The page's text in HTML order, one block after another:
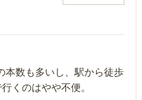
本数も多いし、駅から徒歩
くのはやや不便。